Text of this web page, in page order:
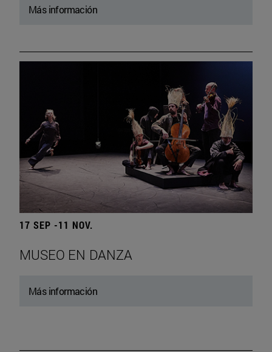
Más información
17 SEP -11 NOV.
MUSEO EN DANZA
Más información